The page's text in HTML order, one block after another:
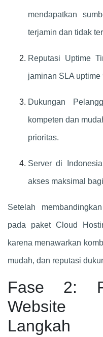
mendapatkan
terjamin dan tidak
Reputasi Uptime
jaminan SLA
Dukungan
kompeten dan
prioritas.
Server di
akses maksimal
Setelah
pada paket Cloud
karena menawarkan
mudah, dan reputasi
Fase 2:
Website
Langkah